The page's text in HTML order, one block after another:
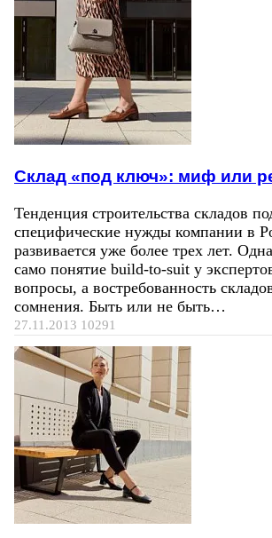
Склад «под ключ»: миф или
Тенденция строительства складов
специфические нужды компании в
развивается уже более трех лет.
само понятие build-to-suit у
вопросы, а востребованность
сомнения. Быть или не быть…
27.11.2013 10291